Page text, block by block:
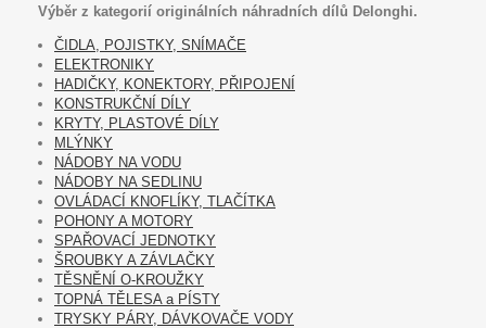
Výběr z kategorií originálních náhradních dílů Delonghi.
ČIDLA, POJISTKY, SNÍMAČE
ELEKTRONIKY
HADIČKY, KONEKTORY, PŘIPOJENÍ
KONSTRUKČNÍ DÍLY
KRYTY, PLASTOVÉ DÍLY
MLÝNKY
NÁDOBY NA VODU
NÁDOBY NA SEDLINU
OVLÁDACÍ KNOFLÍKY, TLAČÍTKA
POHONY A MOTORY
SPAŘOVACÍ JEDNOTKY
ŠROUBKY A ZÁVLAČKY
TĚSNĚNÍ O-KROUŽKY
TOPNÁ TĚLESA a PÍSTY
TRYSKY PÁRY, DÁVKOVAČE VODY